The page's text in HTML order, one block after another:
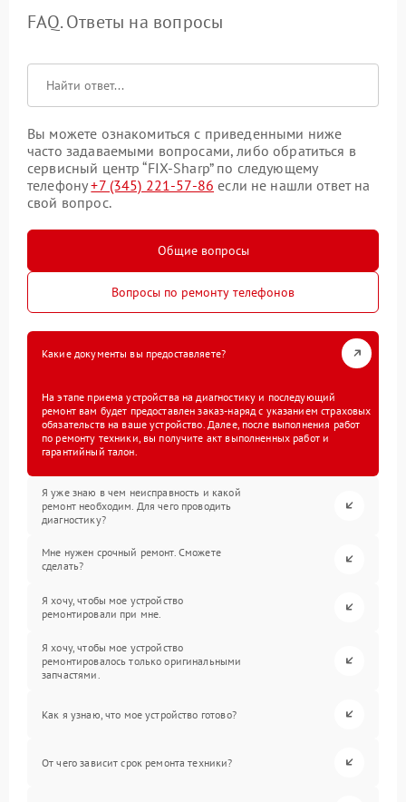
FAQ. Ответы на вопросы
Вы можете ознакомиться с приведенными ниже
часто задаваемыми вопросами, либо обратиться в
сервисный центр “FIX-Sharp” по следующему
телефону+7 (345) 221-57-86 если не нашли ответ на
свой вопрос.
Общие вопросы
Вопросы по ремонту телефонов
Какие документы вы предоставляете?
На этапе приема устройства на диагностику и последующий
ремонт вам будет предоставлен заказ-наряд с указанием страховых
обязательств на ваше устройство. Далее, после выполнения работ
по ремонту техники, вы получите акт выполненных работ и
гарантийный талон.
Я уже знаю в чем неисправность и какой
ремонт необходим. Для чего проводить
диагностику?
Мне нужен срочный ремонт. Сможете
сделать?
Я хочу, чтобы мое устройство
ремонтировали при мне.
Я хочу, чтобы мое устройство
ремонтировалось только оригинальными
запчастями.
Как я узнаю, что мое устройство готово?
От чего зависит срок ремонта техники?